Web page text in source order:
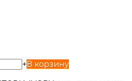
+В корзину